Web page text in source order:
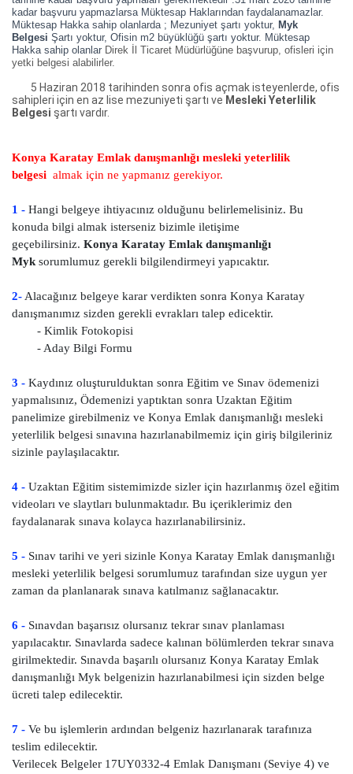
kadar başvuru yapmazlarsa Müktesap Haklarından faydalanamazlar.
Müktesap Hakka sahip olanlarda ; Mezuniyet şartı yoktur, Myk
Belgesi Şartı yoktur, Ofisin m2 büyüklüğü şartı yoktur. Müktesap
Hakka sahip olanlar Direk İl Ticaret Müdürlüğüne başvurup, ofisleri için
yetki belgesi alabilirler.
5 Haziran 2018 tarihinden sonra ofis açmak isteyenlerde, ofis
sahipleri için en az lise mezuniyeti şartı ve Mesleki Yeterlilik
Belgesi şartı vardır.
Konya Karatay Emlak danışmanlığı mesleki yeterlilik
belgesi almak için ne yapmanız gerekiyor.
1 - Hangi belgeye ihtiyacınız olduğunu belirlemelisiniz. Bu
konuda bilgi almak isterseniz bizimle iletişime
geçebilirsiniz. Konya Karatay Emlak danışmanlığı
Myk sorumlumuz gerekli bilgilendirmeyi yapıcaktır.
2- Alacağınız belgeye karar verdikten sonra Konya Karatay
danışmanımız sizden gerekli evrakları talep edicektir.
- Kimlik Fotokopisi
- Aday Bilgi Formu
3 - Kaydınız oluşturulduktan sonra Eğitim ve Sınav ödemenizi
yapmalısınız, Ödemenizi yaptıktan sonra Uzaktan Eğitim
panelimize girebilmeniz ve Konya Emlak danışmanlığı mesleki
yeterlilik belgesi sınavına hazırlanabilmemiz için giriş bilgileriniz
sizinle paylaşılacaktır.
4 - Uzaktan Eğitim sistemimizde sizler için hazırlanmış özel eğitim
videoları ve slaytları bulunmaktadır. Bu içeriklerimiz den
faydalanarak sınava kolayca hazırlanabilirsiniz.
5 - Sınav tarihi ve yeri sizinle Konya Karatay Emlak danışmanlığı
mesleki yeterlilik belgesi sorumlumuz tarafından size uygun yer
zaman da planlanarak sınava katılmanız sağlanacaktır.
6 - Sınavdan başarısız olursanız tekrar sınav planlaması
yapılacaktır. Sınavlarda sadece kalınan bölümlerden tekrar sınava
girilmektedir. Sınavda başarılı olursanız Konya Karatay Emlak
danışmanlığı Myk belgenizin hazırlanabilmesi için sizden belge
ücreti talep edilecektir.
7 - Ve bu işlemlerin ardından belgeniz hazırlanarak tarafınıza
teslim edilecektir.
Verilecek Belgeler 17UY0332-4 Emlak Danışmanı (Seviye 4) ve